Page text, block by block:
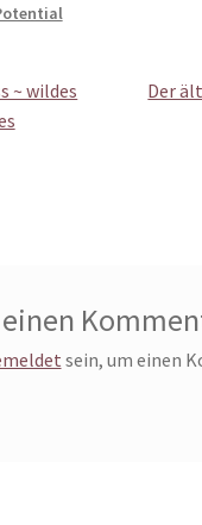
~ wildes
Der
sein, um einen